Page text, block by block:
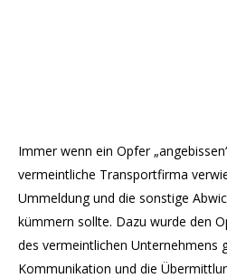
Immer wenn ein Opfer
vermeintliche Transportfirma
Ummeldung und die sonstige
kümmern sollte. Dazu wurde den
des vermeintlichen Unternehmens
Kommunikation und die